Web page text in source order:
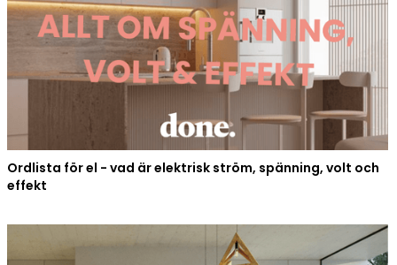
Ordlista för el - vad är elektrisk ström, spänning, volt och
effekt